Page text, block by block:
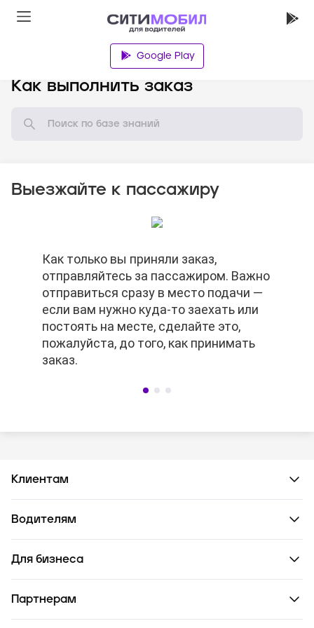
Google Play
Как выполнить заказ
Выезжайте к пассажиру
Нельзя просить пассажира отменить
заказ.
Как только вы приняли заказ,
отправляйтесь за пассажиром. Важно
отправиться сразу в место подачи —
если вам нужно куда-то заехать или
постоять на месте, сделайте это,
пожалуйста, до того, как принимать
заказ.
Когда доберётесь до нужного адреса,
нажимайте кнопку «На месте». В этот
момент вы действительно должны
быть на месте. Если нажмёте кнопку
заранее, то платное ожидание не
сработает.
Нельзя просить пассажира отменить
заказ.
Как только вы приняли заказ,
отправляйтесь за пассажиром. Важно
отправиться сразу в место подачи —
если вам нужно куда-то заехать или
постоять на месте, сделайте это,
пожалуйста, до того, как принимать
заказ.
Клиентам
Водителям
Для бизнеса
Партнерам